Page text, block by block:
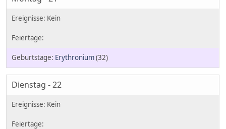
Erythronium(32)
Dienstag - 22